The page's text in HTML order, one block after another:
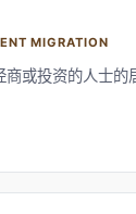
MIGRATION
或投资的人士的